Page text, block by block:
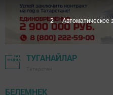
ТУГАНАЙЛАР
БЕЛЕМНЕК